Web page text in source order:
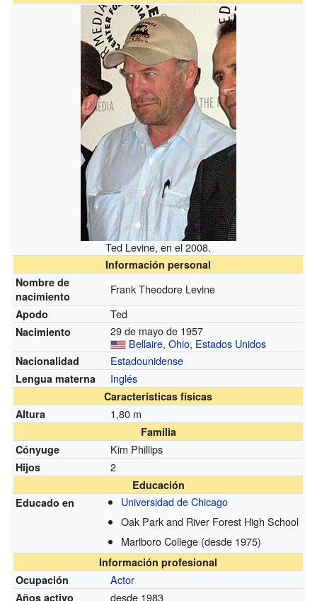
Ted Levine, en el 2008.
Información personal
Nombre de
nacimiento
Frank Theodore Levine
Apodo Ted
Nacimiento
29 de mayo de 1957
Bellaire,Ohio, Estados Unidos
Nacionalidad Estadounidense
Lengua materna Inglés
Características físicas
Altura
1,80 m
Familia
Cónyuge
Kim Phillips
Hijos 2
Educación
Educado en
Universidad de Chicago
Oak Park and River Forest High School
Marlboro College (desde 1975)
Información profesional
Ocupación
Actor
Años activo desde 1983